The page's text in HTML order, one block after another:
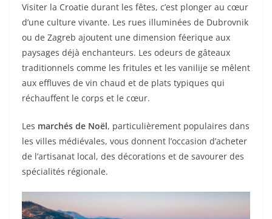
Visiter la Croatie durant les fêtes, c’est plonger au cœur
d’une culture vivante. Les rues illuminées de Dubrovnik
ou de Zagreb ajoutent une dimension féerique aux
paysages déjà enchanteurs. Les odeurs de gâteaux
traditionnels comme les fritules et les vanilije se mêlent
aux effluves de vin chaud et de plats typiques qui
réchauffent le corps et le cœur.
Les marchés de Noël, particulièrement populaires dans
les villes médiévales, vous donnent l’occasion d’acheter
de l’artisanat local, des décorations et de savourer des
spécialités régionale.